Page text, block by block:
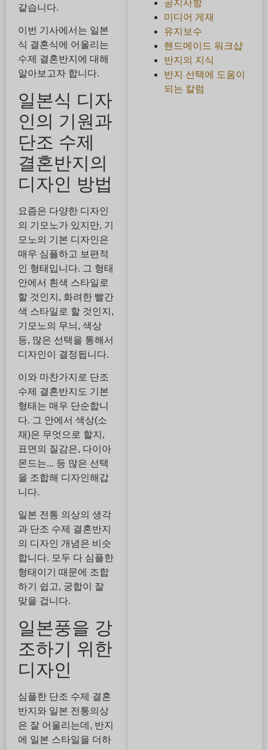
같습니다.
이번 기사에서는 일본
식 결혼식에 어울리는
수제 결혼반지에 대해
알아보고자 합니다.
일본식 디자
인의 기원과
단조 수제
결혼반지의
디자인 방법
요즘은 다양한 디자인
의 기모노가 있지만, 기
모노의 기본 디자인은
매우 심플하고 보편적
인 형태입니다. 그 형태
안에서 흰색 스타일로
할 것인지, 화려한 빨간
색 스타일로 할 것인지,
기모노의 무늬, 색상
등, 많은 선택을 통해서
디자인이 결정됩니다.
이와 마찬가지로 단조
수제 결혼반지도 기본
형태는 매우 단순합니
다. 그 안에서 색상(소
재)은 무엇으로 할지,
표면의 질감은, 다이아
몬드는... 등 많은 선택
을 조합해 디자인해갑
니다.
일본 전통 의상의 생각
과 단조 수제 결혼반지
의 디자인 개념은 비슷
합니다. 모두 다 심플한
형태이기 때문에 조합
하기 쉽고, 궁합이 잘
맞을 겁니다.
일본풍을 강
조하기 위한
디자인
심플한 단조 수제 결혼
반지와 일본 전통의상
은 잘 어울리는데, 반지
에 일본 스타일을 더하
공지사항
미디어 게재
유지보수
핸드메이드 워크샵
반지의 지식
반지 선택에 도움이
되는 칼럼